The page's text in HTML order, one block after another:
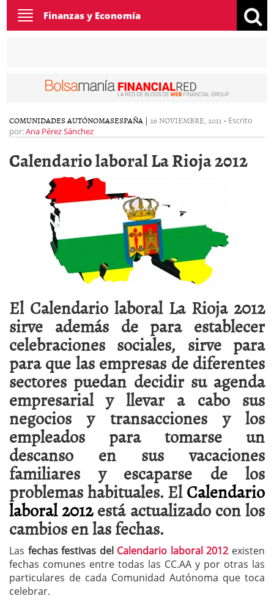
Toggle
navigation
Finanzas y Economía
COMUNIDADES AUTÓNOMASESPAÑA | 26 NOVIEMBRE, 2011 - Escrito
por:Ana Pérez Sánchez
Calendario laboral La Rioja 2012
El Calendario laboral La Rioja 2012
sirve además de para establecer
celebraciones sociales, sirve para
para que las empresas de diferentes
sectores puedan decidir su agenda
empresarial y llevar a cabo sus
negocios y transacciones y los
empleados para tomarse un
descanso en sus vacaciones
familiares y escaparse de los
problemas habituales.ElCalendario
laboral 2012está actualizado con los
cambios en las fechas.
Las fechas festivas del Calendario laboral 2012 existen
fechas comunes entre todas las CC.AA y por otras las
particulares de cada Comunidad Autónoma que toca
celebrar.